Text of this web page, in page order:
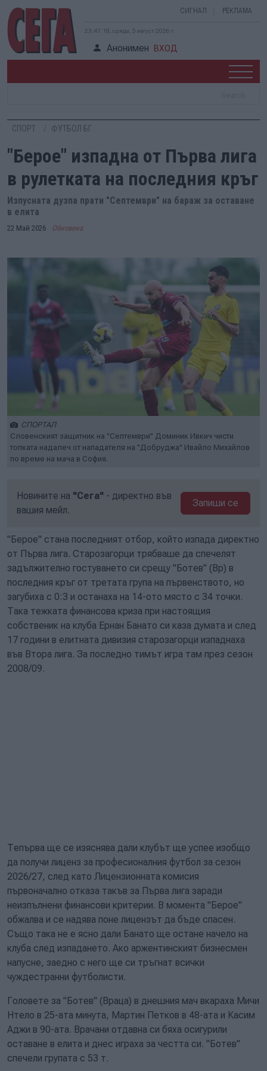
СИГНАЛ РЕКЛАМА
23:47:18, сряда, 5 август 2026 г.
Анонимен ВХОД
СПОРТ ФУТБОЛ БГ
"Берое" изпадна от Първа лига
в рулетката на последния кръг
Изпусната дузпа прати "Септември" на бараж за оставане
в елита
22 Май 2026 Обновена
СПОРТАЛ
Словенският защитник на "Септември" Доминик Ивкич чисти
топката надалеч от нападателя на "Добруджа" Ивайло Михайлов
по време на мача в София.
Новините на "Сега" - директно във
вашия мейл.
Запиши се
"Берое" стана последният отбор, който изпада директно
от Първа лига. Старозагорци трябваше да спечелят
задължително гостуването си срещу "Ботев" (Вр) в
последния кръг от третата група на първенството, но
загубиха с 0:3 и останаха на 14-ото място с 34 точки.
Така тежката финансова криза при настоящия
собственик на клуба Ернан Банато си каза думата и след
17 години в елитната дивизия старозагорци изпаднаха
във Втора лига. За последно тимът игра там през сезон
2008/09.
Тепърва ще се изяснява дали клубът ще успее изобщо
да получи лиценз за професионалния футбол за сезон
2026/27, след като Лицензионната комисия
първоначално отказа такъв за Първа лига заради
неизпълнени финансови критерии. В момента "Берое"
обжалва и се надява поне лицензът да бъде спасен.
Също така не е ясно дали Банато ще остане начело на
клуба след изпадането. Ако аржентинският бизнесмен
напусне, заедно с него ще си тръгнат всички
чуждестранни футболисти.
Головете за "Ботев" (Враца) в днешния мач вкараха Мичи
Нтело в 25-ата минута, Мартин Петков в 48-ата и Касим
Аджи в 90-ата. Врачани отдавна си бяха осигурили
оставане в елита и днес играха за честта си. "Ботев"
спечели групата с 53 т.